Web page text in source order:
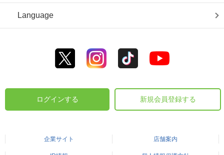
Language
ログインする 新規会員登録する
企業サイト 店舗案内